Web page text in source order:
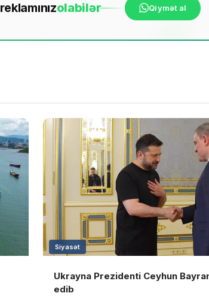
reklamınızolabilər Qiymət al
Siyasət
Ukrayna Prezidenti Ceyhun
edib